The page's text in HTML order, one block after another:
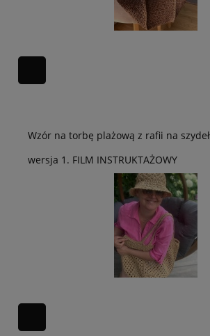
Wzór na torbę plażową z rafii na
wersja 1. FILM INSTRUKTAŻOWY